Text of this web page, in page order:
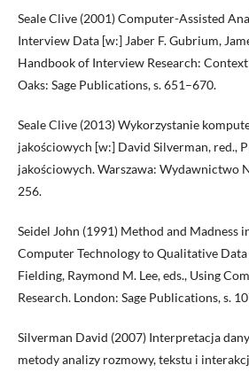
Seale Clive (2001) Computer-Assisted
Interview Data [w:] Jaber F. Gubrium,
Handbook of Interview Research:
Oaks: Sage Publications, s. 651–670.
Seale Clive (2013) Wykorzystanie
jakościowych [w:] David Silverman, red.,
jakościowych. Warszawa: Wydawnictwo
256.
Seidel John (1991) Method and Madness
Computer Technology to Qualitative
Fielding, Raymond M. Lee, eds., Using
Research. London: Sage Publications, s.
Silverman David (2007) Interpretacja
metody analizy rozmowy, tekstu i